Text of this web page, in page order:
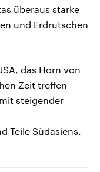
überaus starke
und Erdrutschen
das Horn von
Zeit treffen
steigender
Teile Südasiens.